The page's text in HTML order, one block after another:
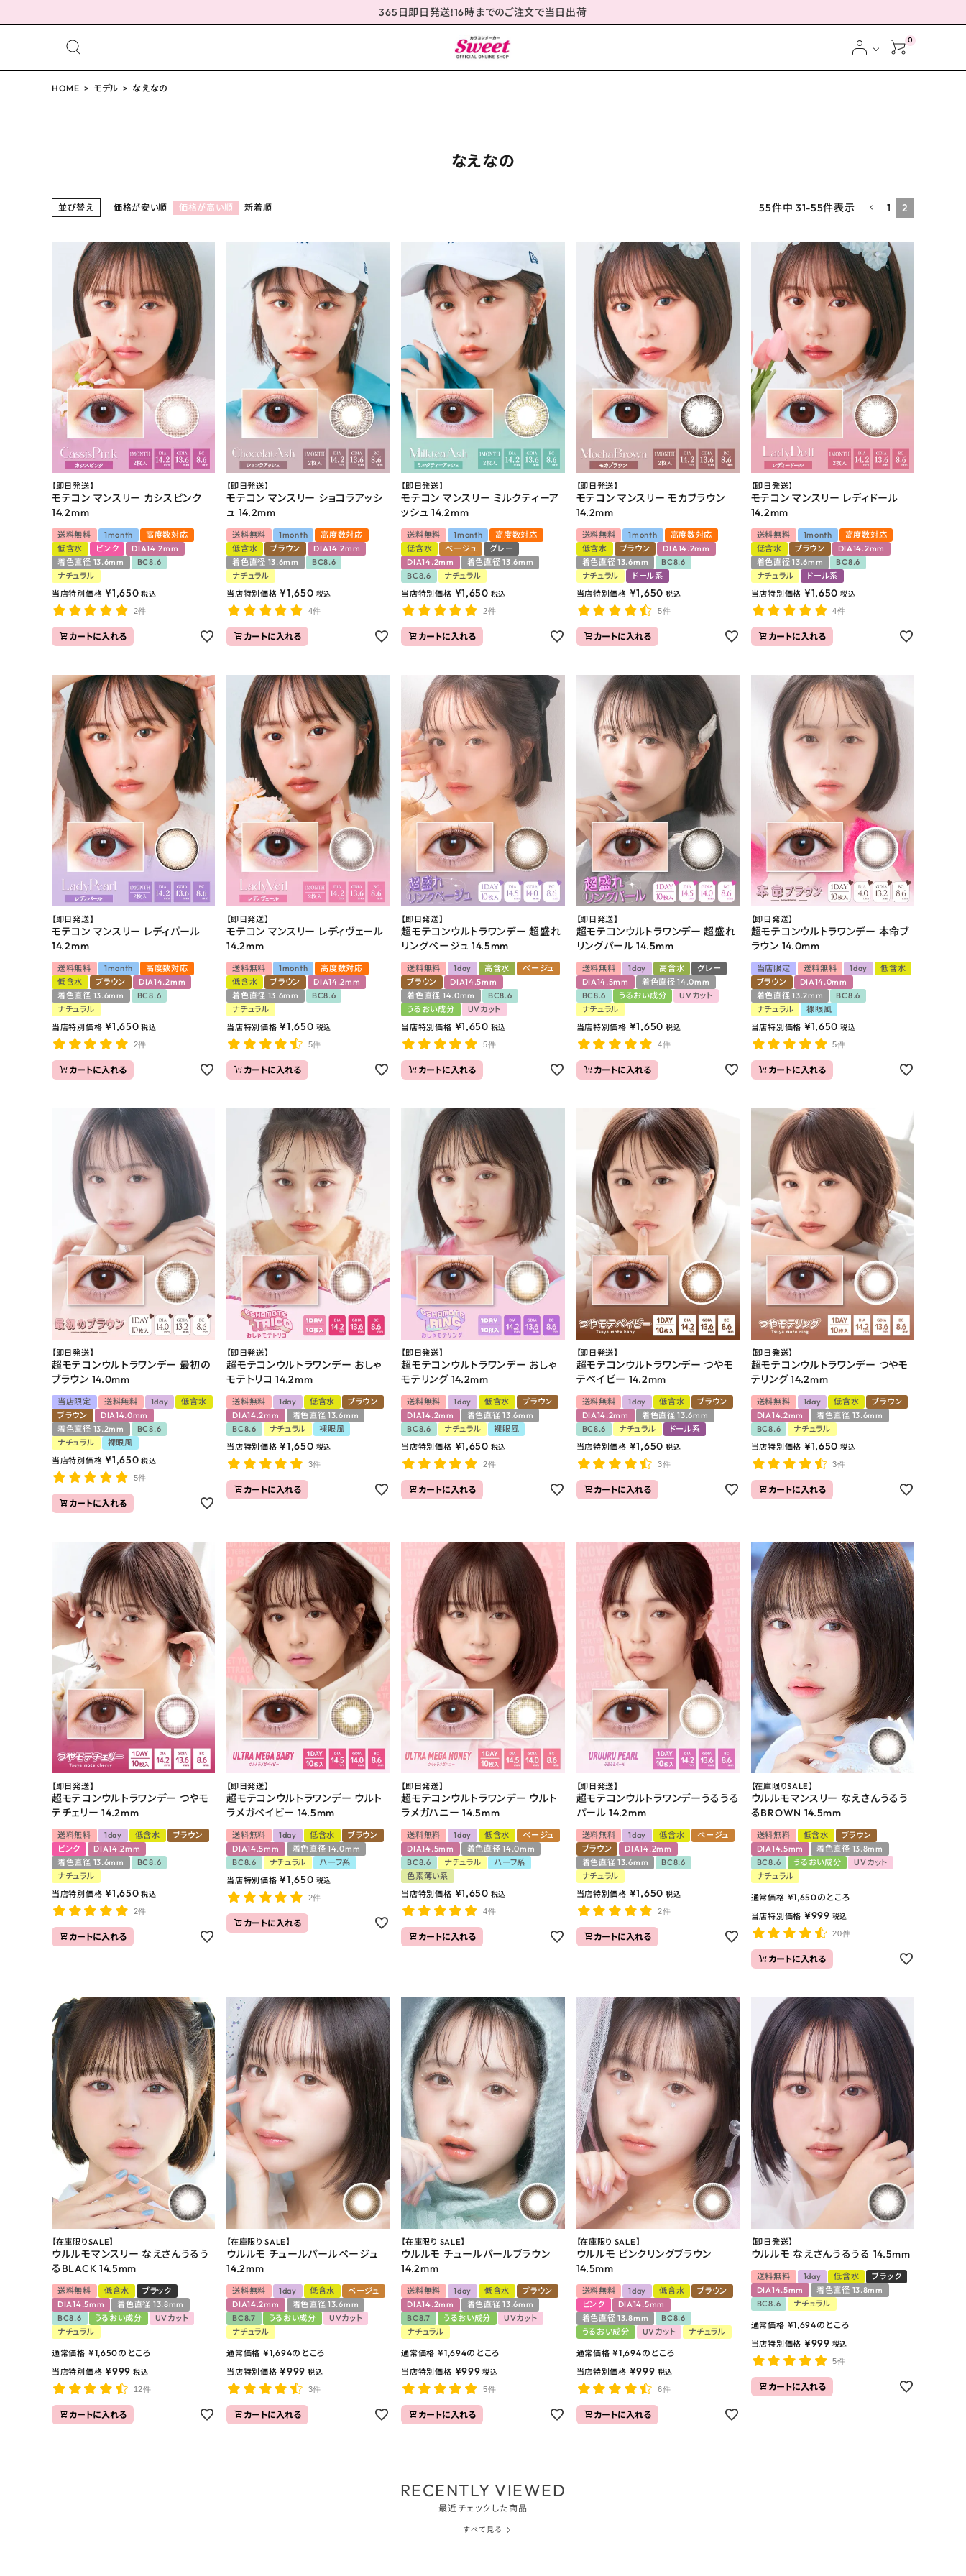
365日即日発送!16時までのご注文で当日出荷
0
ログイン person 会員登録
お支払い方法について
お買い物ガイド
よくあるご質問
ブログページ
HOME モデル なえなの
なえなの
並び替え 価格が安い順 価格が高い順 新着順 55件中 31-55件表示 1 2
【即日発送】
モテコン マンスリー カシスピンク
14.2mm
送料無料 1month
高度数対応
低含水
ピンク
DIA14.2mm
着色直径 13.6mm
BC8.6
ナチュラル
当店特別価格 ¥1,650 税込
2件
カートに入れる
【即日発送】
モテコン マンスリー ショコラアッシ
ュ 14.2mm
送料無料 1month
高度数対応
低含水
ブラウン
DIA14.2mm
着色直径 13.6mm
BC8.6
ナチュラル
当店特別価格 ¥1,650 税込
4件
カートに入れる
【即日発送】
モテコン マンスリー ミルクティーア
ッシュ 14.2mm
送料無料 1month
高度数対応
低含水
ベージュ
グレー
DIA14.2mm
着色直径 13.6mm
BC8.6
ナチュラル
当店特別価格 ¥1,650 税込
2件
カートに入れる
【即日発送】
モテコン マンスリー モカブラウン
14.2mm
送料無料 1month
高度数対応
低含水
ブラウン
DIA14.2mm
着色直径 13.6mm
BC8.6
ナチュラル
ドール系
当店特別価格 ¥1,650 税込
5件
カートに入れる
【即日発送】
モテコン マンスリー レディドール
14.2mm
送料無料 1month
高度数対応
低含水
ブラウン
DIA14.2mm
着色直径 13.6mm
BC8.6
ナチュラル
ドール系
当店特別価格 ¥1,650 税込
4件
カートに入れる
【即日発送】
モテコン マンスリー レディパール
14.2mm
送料無料 1month
高度数対応
低含水
ブラウン
DIA14.2mm
着色直径 13.6mm
BC8.6
ナチュラル
当店特別価格 ¥1,650 税込
2件
カートに入れる
【即日発送】
モテコン マンスリー レディヴェール
14.2mm
送料無料 1month
高度数対応
低含水
ブラウン
DIA14.2mm
着色直径 13.6mm
BC8.6
ナチュラル
当店特別価格 ¥1,650 税込
5件
カートに入れる
【即日発送】
超モテコンウルトラワンデー 超盛れ
リングベージュ 14.5mm
送料無料 1day 高含水
ベージュ
ブラウン
DIA14.5mm
着色直径 14.0mm
BC8.6
うるおい成分
UVカット
当店特別価格 ¥1,650 税込
5件
カートに入れる
【即日発送】
超モテコンウルトラワンデー 超盛れ
リングパール 14.5mm
送料無料 1day 高含水
グレー
DIA14.5mm
着色直径 14.0mm
BC8.6
うるおい成分
UVカット
ナチュラル
当店特別価格 ¥1,650 税込
4件
カートに入れる
【即日発送】
超モテコンウルトラワンデー 本命ブ
ラウン 14.0mm
当店限定 送料無料 1day
低含水
ブラウン
DIA14.0mm
着色直径 13.2mm
BC8.6
ナチュラル
裸眼風
当店特別価格 ¥1,650 税込
5件
カートに入れる
【即日発送】
超モテコンウルトラワンデー 最初の
ブラウン 14.0mm
当店限定 送料無料 1day
低含水
ブラウン
DIA14.0mm
着色直径 13.2mm
BC8.6
ナチュラル
裸眼風
当店特別価格 ¥1,650 税込
5件
カートに入れる
【即日発送】
超モテコンウルトラワンデー おしゃ
モテトリコ 14.2mm
送料無料 1day 低含水
ブラウン
DIA14.2mm
着色直径 13.6mm
BC8.6
ナチュラル
裸眼風
当店特別価格 ¥1,650 税込
3件
カートに入れる
【即日発送】
超モテコンウルトラワンデー おしゃ
モテリング 14.2mm
送料無料 1day 低含水
ブラウン
DIA14.2mm
着色直径 13.6mm
BC8.6
ナチュラル
裸眼風
当店特別価格 ¥1,650 税込
2件
カートに入れる
【即日発送】
超モテコンウルトラワンデー つやモ
テベイビー 14.2mm
送料無料 1day 低含水
ブラウン
DIA14.2mm
着色直径 13.6mm
BC8.6
ナチュラル
ドール系
当店特別価格 ¥1,650 税込
3件
カートに入れる
【即日発送】
超モテコンウルトラワンデー つやモ
テリング 14.2mm
送料無料 1day 低含水
ブラウン
DIA14.2mm
着色直径 13.6mm
BC8.6
ナチュラル
当店特別価格 ¥1,650 税込
3件
カートに入れる
【即日発送】
超モテコンウルトラワンデー つやモ
テチェリー 14.2mm
送料無料 1day 低含水
ブラウン
ピンク
DIA14.2mm
着色直径 13.6mm
BC8.6
ナチュラル
当店特別価格 ¥1,650 税込
2件
カートに入れる
【即日発送】
超モテコンウルトラワンデー ウルト
ラメガベイビー 14.5mm
送料無料 1day 低含水
ブラウン
DIA14.5mm
着色直径 14.0mm
BC8.6
ナチュラル
ハーフ系
当店特別価格 ¥1,650 税込
2件
カートに入れる
【即日発送】
超モテコンウルトラワンデー ウルト
ラメガハニー 14.5mm
送料無料 1day 低含水
ベージュ
DIA14.5mm
着色直径 14.0mm
BC8.6
ナチュラル
ハーフ系
色素薄い系
当店特別価格 ¥1,650 税込
4件
カートに入れる
【即日発送】
超モテコンウルトラワンデーうるうる
パール 14.2mm
送料無料 1day 低含水
ベージュ
ブラウン
DIA14.2mm
着色直径 13.6mm
BC8.6
ナチュラル
当店特別価格 ¥1,650 税込
2件
カートに入れる
【在庫限りSALE】
ウルルモマンスリー なえさんうるう
るBROWN 14.5mm
送料無料 低含水
ブラウン
DIA14.5mm
着色直径 13.8mm
BC8.6
うるおい成分
UVカット
ナチュラル
通常価格 ¥1,650のところ
当店特別価格 ¥999 税込
20件
カートに入れる
【在庫限りSALE】
ウルルモマンスリー なえさんうるう
るBLACK 14.5mm
送料無料 低含水
ブラック
DIA14.5mm
着色直径 13.8mm
BC8.6
うるおい成分
UVカット
ナチュラル
通常価格 ¥1,650のところ
当店特別価格 ¥999 税込
12件
カートに入れる
【在庫限り SALE】
ウルルモ チュールパールベージュ
14.2mm
送料無料 1day 低含水
ベージュ
DIA14.2mm
着色直径 13.6mm
BC8.7
うるおい成分
UVカット
ナチュラル
通常価格 ¥1,694のところ
当店特別価格 ¥999 税込
3件
カートに入れる
【在庫限り SALE】
ウルルモ チュールパールブラウン
14.2mm
送料無料 1day 低含水
ブラウン
DIA14.2mm
着色直径 13.6mm
BC8.7
うるおい成分
UVカット
ナチュラル
通常価格 ¥1,694のところ
当店特別価格 ¥999 税込
5件
カートに入れる
【在庫限り SALE】
ウルルモ ピンクリングブラウン
14.5mm
送料無料 1day 低含水
ブラウン
ピンク
DIA14.5mm
着色直径 13.8mm
BC8.6
うるおい成分
UVカット ナチュラル
通常価格 ¥1,694のところ
当店特別価格 ¥999 税込
6件
カートに入れる
【即日発送】
ウルルモ なえさんうるうる 14.5mm
送料無料 1day 低含水
ブラック
DIA14.5mm
着色直径 13.8mm
BC8.6
ナチュラル
通常価格 ¥1,694のところ
当店特別価格 ¥999 税込
5件
カートに入れる
RECENTLY VIEWED
最近チェックした商品
すべて見る